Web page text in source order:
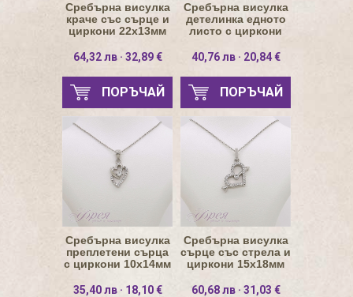
Сребърна висулка
краче със сърце и
циркони 22х13мм
64,32 лв · 32,89 €
ПОРЪЧАЙ
Сребърна висулка
детелинка едното
листо с циркони
40,76 лв · 20,84 €
ПОРЪЧАЙ
Сребърна висулка
преплетени сърца
с циркони 10х14мм
35,40 лв · 18,10 €
Сребърна висулка
сърце със стрела и
циркони 15х18мм
60,68 лв · 31,03 €